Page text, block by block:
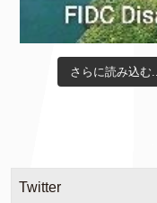
さらに読み込む...
Twitter